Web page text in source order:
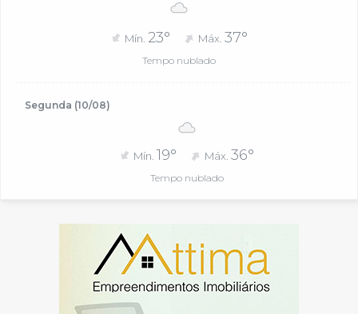
Mín. 23° Máx. 37°
Tempo nublado
Segunda (10/08)
Mín. 19° Máx.36°
Tempo nublado